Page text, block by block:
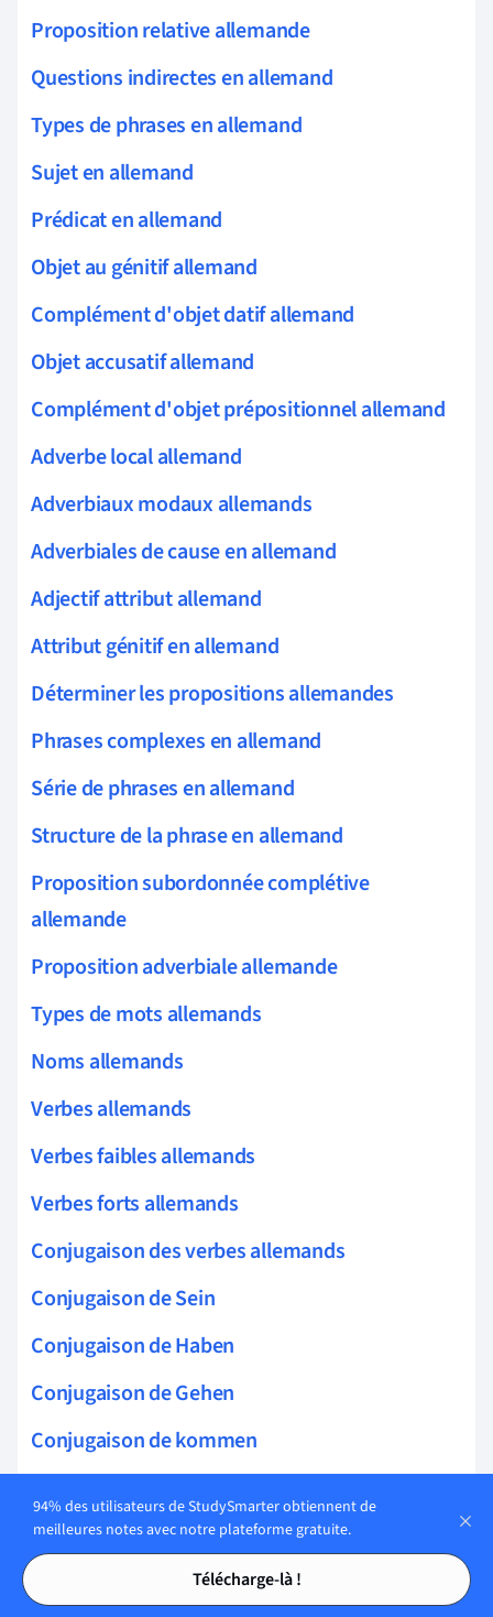
Tables des matières
Tables des matières
Proposition relative allemande
Questions indirectes en allemand
Types de phrases en allemand
Sujet en allemand
Prédicat en allemand
Objet au génitif allemand
Complément d'objet datif allemand
Objet accusatif allemand
Complément d'objet prépositionnel allemand
Adverbe local allemand
Adverbiaux modaux allemands
Adverbiales de cause en allemand
Adjectif attribut allemand
Attribut génitif en allemand
Déterminer les propositions allemandes
Phrases complexes en allemand
Série de phrases en allemand
Structure de la phrase en allemand
Proposition subordonnée complétive
allemande
Proposition adverbiale allemande
Types de mots allemands
Noms allemands
Verbes allemands
Verbes faibles allemands
Verbes forts allemands
Conjugaison des verbes allemands
Conjugaison de Sein
Conjugaison de Haben
Conjugaison de Gehen
Conjugaison de kommen
Conjugaison de Geben
Conjugaison de nehmen
94% des utilisateurs de StudySmarter obtiennent de
meilleures notes avec notre plateforme gratuite.
Télécharge-là !